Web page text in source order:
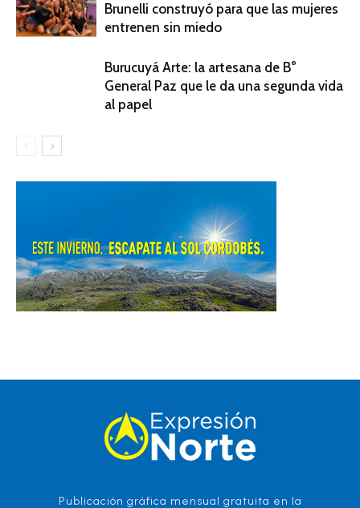
Brunelli construyó para que las mujeres
entrenen sin miedo
Burucuyá Arte: la artesana de B°
General Paz que le da una segunda vida
al papel
Publicación gráfica mensual gratuita en la